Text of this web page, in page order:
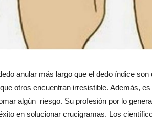
anular más largo que el dedo índice
otros encuentran irresistible. Además,
algún riesgo. Su profesión por lo
en solucionar crucigramas. Los